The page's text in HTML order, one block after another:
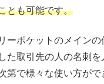
とも可能です。
ーポケットのメイン
た取引先の人の名刺を
第で様々な使い方がで